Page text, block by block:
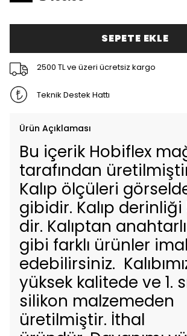
SEPETE EKLE
2500 TL ve üzeri ücretsiz kargo
Teknik Destek Hattı
Ürün Açıklaması
Bu içerik Hobiflex
tarafından
Kalıp ölçüleri
gibidir. Kalıp
dir. Kalıptan
gibi farklı ürünler imal
edebilirsiniz.
yüksek kalitede ve 1.
silikon malzemeden
üretilmiştir. İthal